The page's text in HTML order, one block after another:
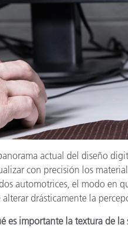
actual del diseño
con precisión los
automotrices, el modo en
alterar drásticamente la
es importante la textura de la